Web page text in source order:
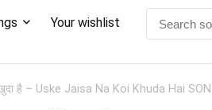
Your wishlist
है – Uske Jaisa Na Koi Khuda Hai